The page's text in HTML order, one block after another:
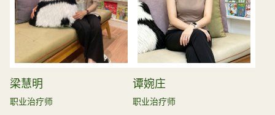
梁慧明
职业治疗师
谭婉庄
职业治疗师